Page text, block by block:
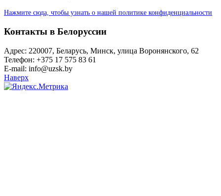
Нажмите сюда, чтобы узнать о нашей политике конфиденциальности
Контакты в Белоруссии
Адрес: 220007, Беларусь, Минск, улица Воронянского, 62
Телефон: +375 17 575 83 61
E-mail: info@uzsk.by
Наверх